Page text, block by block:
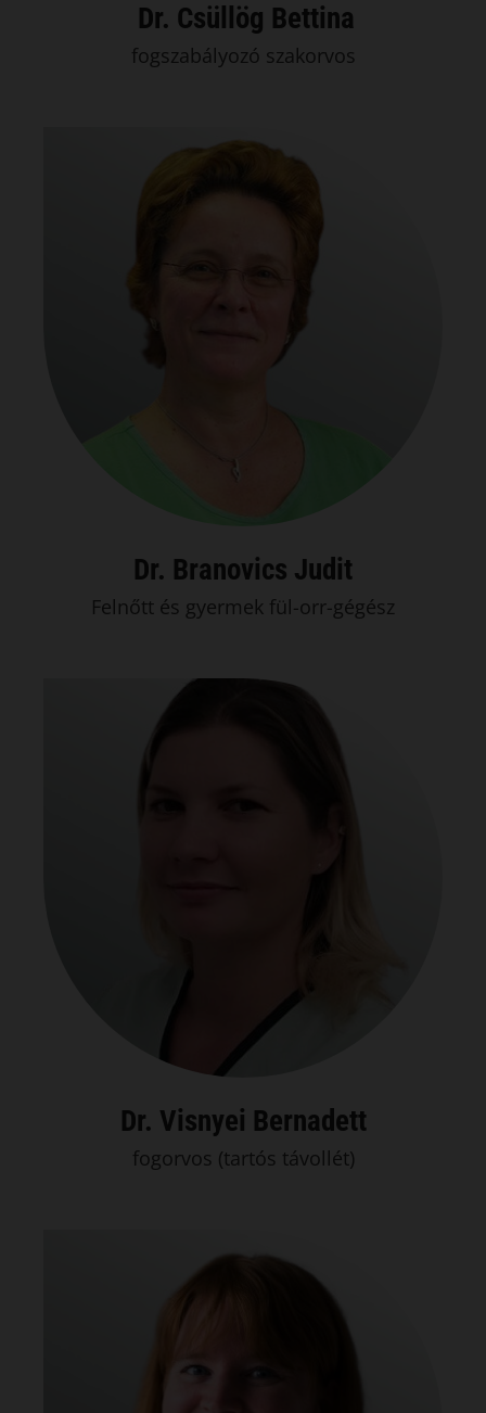
Dr. Csüllög Bettina
fogszabályozó szakorvos
Dr. Branovics Judit
Felnőtt és gyermek fül-orr-gégész
Dr. Visnyei Bernadett
fogorvos (tartós távollét)